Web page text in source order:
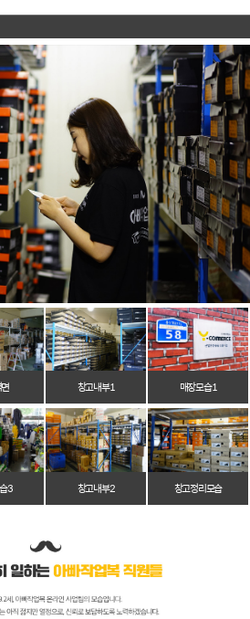
창고 내부 1 매장 모습 1
3 창고 내부 2 창고 정리 모습